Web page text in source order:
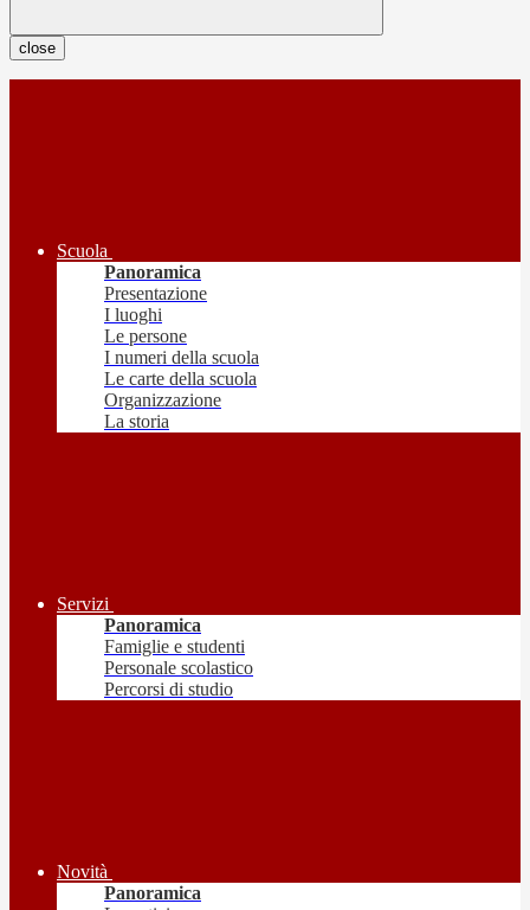
close
Scuola
Panoramica
Presentazione
I luoghi
Le persone
I numeri della scuola
Le carte della scuola
Organizzazione
La storia
Servizi
Panoramica
Famiglie e studenti
Personale scolastico
Percorsi di studio
Novità
Panoramica